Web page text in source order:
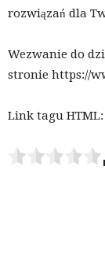
rozwiązań dla
Wezwanie do
stronie https://
Link tagu HTML: